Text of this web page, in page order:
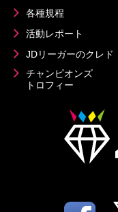
各種規程
活動レポート
JDリーガーのクレド
チャンピオンズ
トロフィー